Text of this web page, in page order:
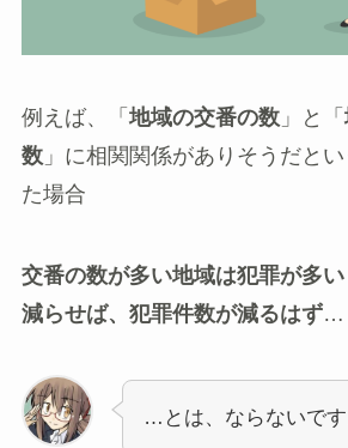
例えば、「 地域の交番の数」と「
数」に相関関係がありそうだと
た場合
交番の数が多い地域は犯罪が多
減らせば、犯罪件数が減るはず…
…とは、ならないです